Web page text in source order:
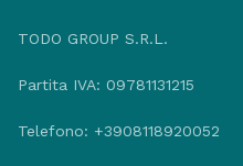
TODO GROUP S.R.L.
Partita IVA: 09781131215
Telefono: +3908118920052